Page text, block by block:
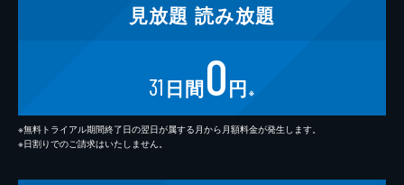
見放題 読み放題
31 日間0円 ※
※無料トライアル期間終了日の翌日が属する月から月額料金が発生します。
※日割りでのご請求はいたしません。